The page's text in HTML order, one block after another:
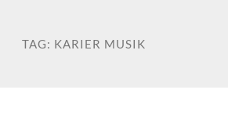
TAG: KARIER MUSIK